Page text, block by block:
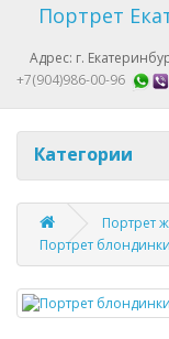
Портрет
Адрес: г.
+7(904)986-00-96
Категории
Портрет
Портрет